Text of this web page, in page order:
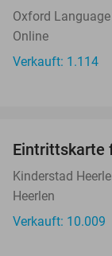
Oxford
Online
Verkauft: 1.114
Eintrittskarte
Kinderstad
Heerlen
Verkauft: 10.009